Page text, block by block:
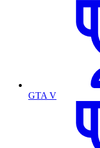
GTA V